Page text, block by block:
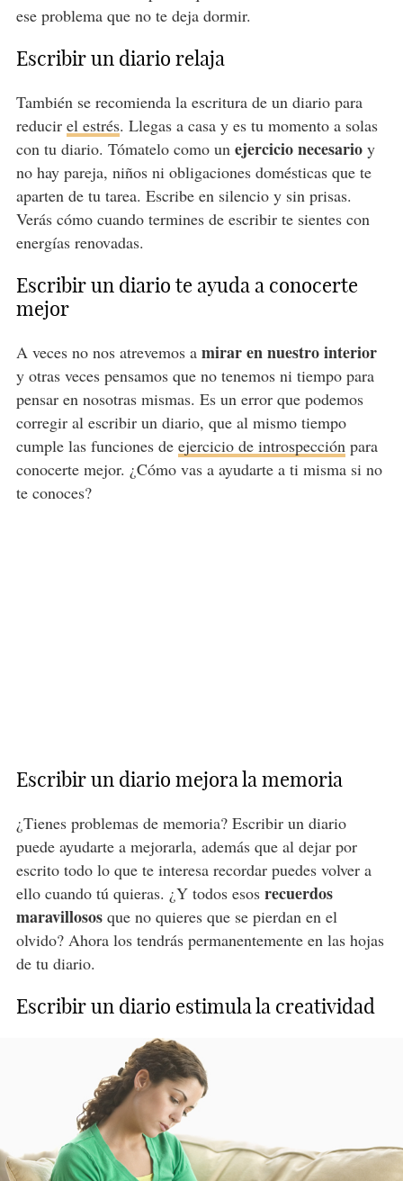
ese problema que no te deja dormir.
Escribir un diario relaja
También se recomienda la escritura de un diario para
reducir el estrés. Llegas a casa y es tu momento a solas
con tu diario. Tómatelo como un ejercicio necesarioy
no hay pareja, niños ni obligaciones domésticas que te
aparten de tu tarea. Escribe en silencio y sin prisas.
Verás cómo cuando termines de escribir te sientes con
energías renovadas.
Escribir un diario te ayuda a conocerte
mejor
A veces no nos atrevemos a mirar en nuestro interior
y otras veces pensamos que no tenemos ni tiempo para
pensar en nosotras mismas. Es un error que podemos
corregir al escribir un diario, que al mismo tiempo
cumple las funciones de ejercicio de introspecciónpara
conocerte mejor. ¿Cómo vas a ayudarte a ti misma si no
te conoces?
Escribir un diario mejora la memoria
¿Tienes problemas de memoria? Escribir un diario
puede ayudarte a mejorarla, además que al dejar por
escrito todo lo que te interesa recordar puedes volver a
ello cuando tú quieras. ¿Y todos esosrecuerdos
maravillososque no quieres que se pierdan en el
olvido? Ahora los tendrás permanentemente en las hojas
de tu diario.
Escribir un diario estimula la creatividad